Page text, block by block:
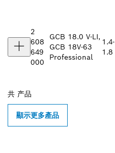
2
608
649
000
GCB 18.0 V-LI,
GCB 18V-63
Professional
1.4-
1.8
共 产品
顯示更多產品